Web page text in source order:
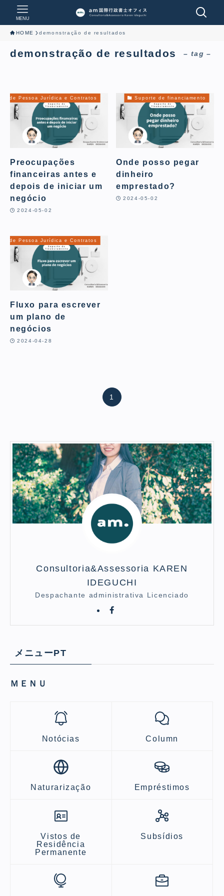
MENU
HOME demonstração de resultados
demonstração de resultados – tag –
de Pessoa Jurídica e Contratos
Preocupações
financeiras antes e
depois de iniciar um
negócio
2024-05-02
Suporte de financiamento
Onde posso pegar
dinheiro
emprestado?
2024-05-02
de Pessoa Jurídica e Contratos
Fluxo para escrever
um plano de
negócios
2024-04-28
1
Consultoria&Assessoria KAREN
IDEGUCHI
Despachante administrativa Licenciado
メニューPT
ＭＥＮＵ
Notócias Column
Naturarização Empréstimos
Vistos de
Residência
Permanente
Subsídios